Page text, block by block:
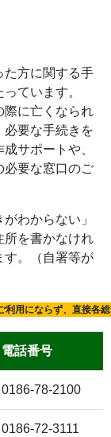
た方に関する手
ています。
際に亡くなられ
必要な手続きを
サポートや、
必要な窓口のご
わからない」
所を書かなけれ
す。（自署等が
用にならず、直接各
電話番号
0186-78-2100
0186-72-3111